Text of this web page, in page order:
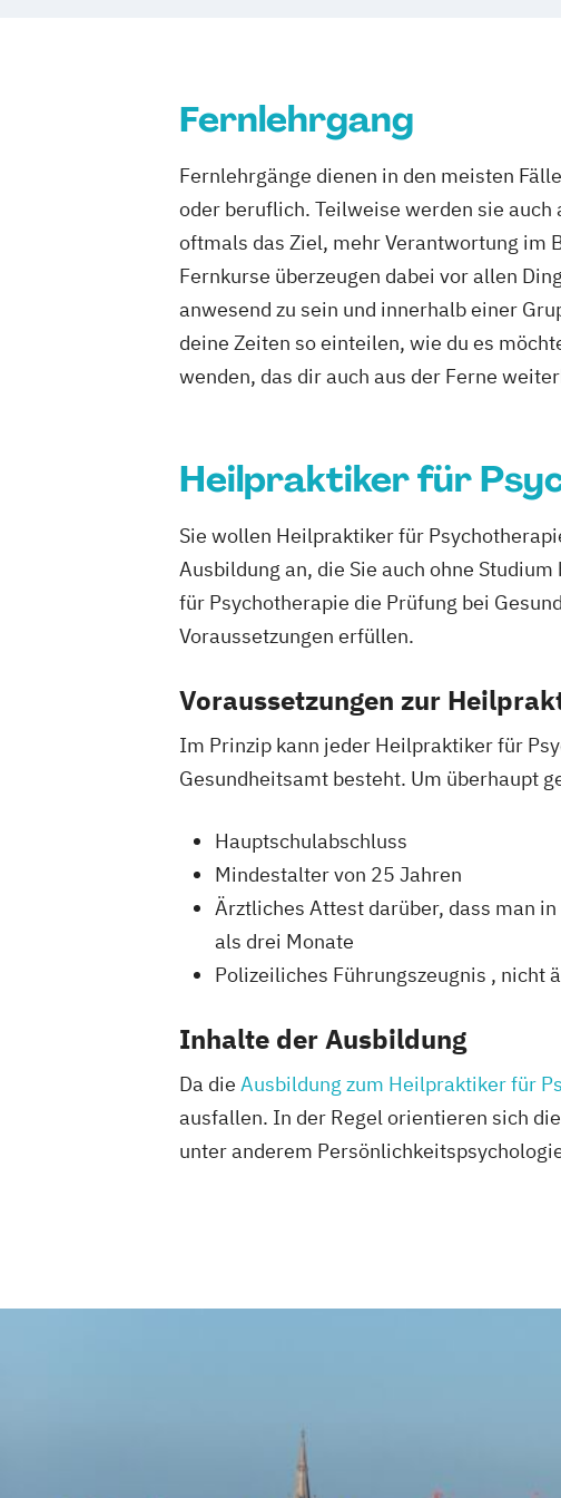
Fernlehrgang
Fernlehrgänge dienen in den meisten
oder beruflich. Teilweise werden sie
oftmals das Ziel, mehr Verantwortung im
Fernkurse überzeugen dabei vor allen
anwesend zu sein und innerhalb einer
deine Zeiten so einteilen, wie du es
wenden, das dir auch aus der Ferne
Heilpraktiker für
Sie wollen Heilpraktiker für
Ausbildung an, die Sie auch ohne
für Psychotherapie die Prüfung bei
Voraussetzungen erfüllen.
Voraussetzungen zur
Im Prinzip kann jeder Heilpraktiker für
Gesundheitsamt besteht. Um überhaupt
Hauptschulabschluss
Mindestalter von 25 Jahren
Ärztliches Attest darüber, dass man
als drei Monate
Polizeiliches Führungszeugnis , nicht
Inhalte der Ausbildung
Da die Ausbildung zum Heilpraktiker für
ausfallen. In der Regel orientieren sich
unter anderem